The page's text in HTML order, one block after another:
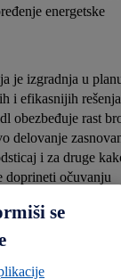
energetske
je izgradnja u
i efikasnijih rešenja
obezbeđuje rast
delovanje
i za druge
očuvanju
se